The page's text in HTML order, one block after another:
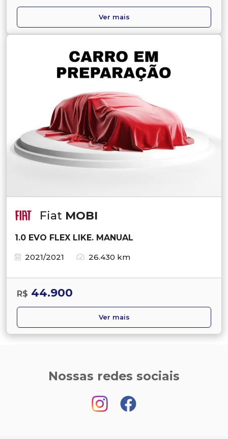
Ver mais
Fiat MOBI
1.0 EVO FLEX LIKE. MANUAL
2021/2021
26.430 km
R$ 44.900
Ver mais
Nossas redes sociais